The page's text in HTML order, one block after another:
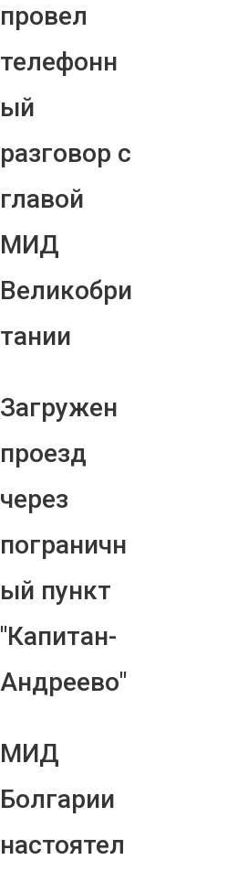
провел
телефонн
ый
разговор с
главой
МИД
Великобри
тании
Загружен
проезд
через
пограничн
ый пункт
"Капитан-
Андреево"
МИД
Болгарии
настоятел